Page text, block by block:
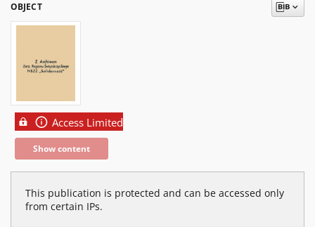
OBJECT
Access Limited
Show content
This publication is protected and can be accessed only
from certain IPs.